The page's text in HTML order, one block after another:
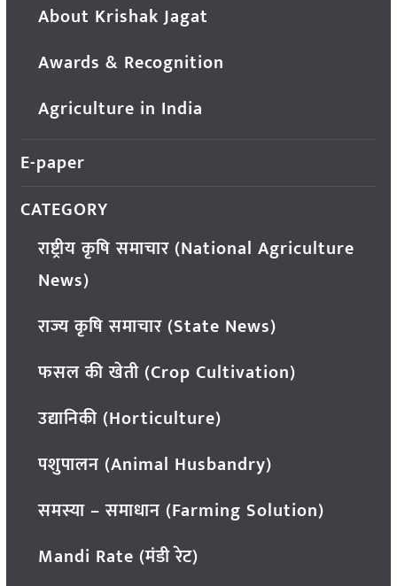
About Krishak Jagat
Awards & Recognition
Agriculture in India
E-paper
CATEGORY
राष्ट्रीय कृषि समाचार (National Agriculture
News)
राज्य कृषि समाचार (State News)
फसल की खेती (Crop Cultivation)
उद्यानिकी (Horticulture)
पशुपालन (Animal Husbandry)
समस्या – समाधान (Farming Solution)
Mandi Rate (मंडी रेट)